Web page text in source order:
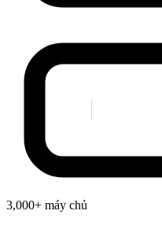
3,000+ máy chủ